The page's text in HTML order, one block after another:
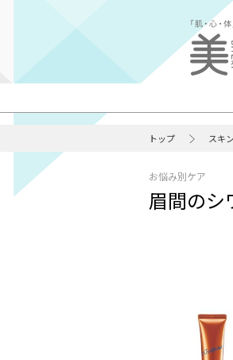
トップ スキ
お悩み別ケア
眉間のシ